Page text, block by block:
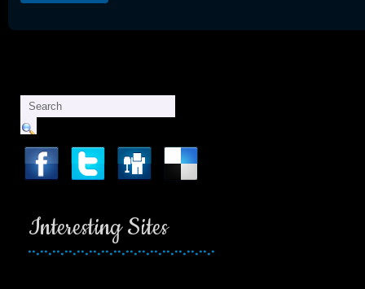
Interesting Sites